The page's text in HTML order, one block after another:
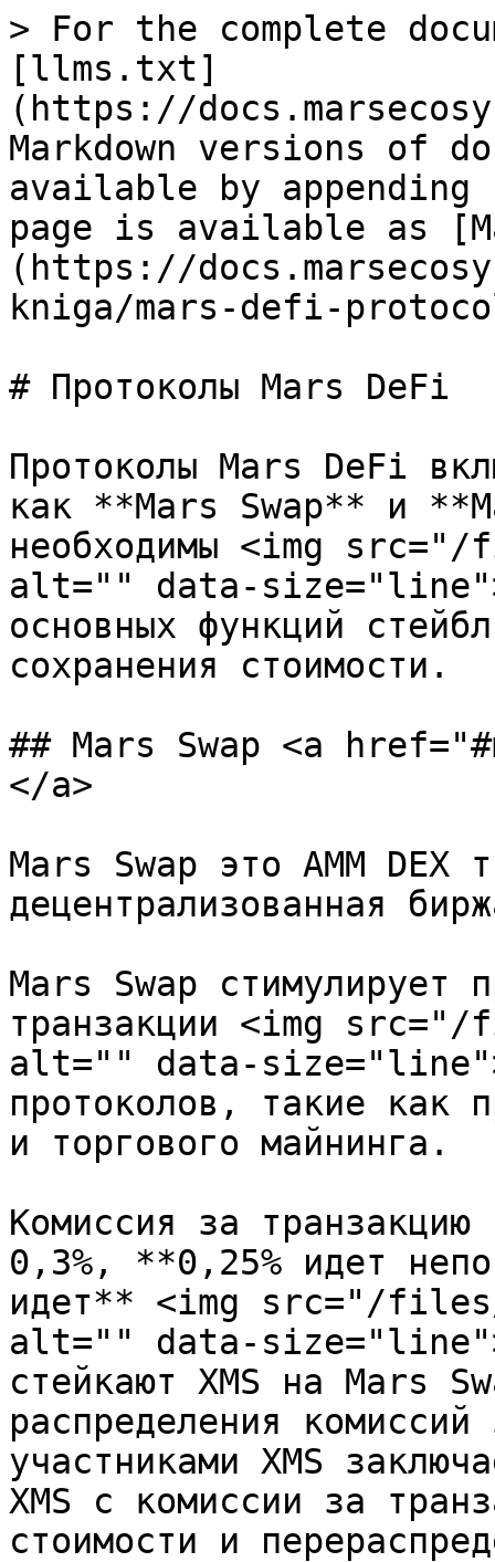
> For the complete
[llms.txt]
(https://
Markdown versions of
available by
page is available as
(https://
kniga/mars-defi-
# Протоколы Mars DeFi
Протоколы Mars DeFi
как **Mars Swap** и
необходимы <img src="/
alt="" data-
основных функций
сохранения стоимости.
## Mars Swap <a
</a>
Mars Swap это AMM DEX
децентрализованная
Mars Swap стимулирует
транзакции <img src="/
alt="" data-size="line">
протоколов, такие как
и торгового майнинга.
Комиссия за
0,3%, **0,25% идет
идет** <img src="/files/
alt="" data-size="line">
стейкают XMS на Mars
распределения
участниками XMS
XMS с комиссии за
стоимости и